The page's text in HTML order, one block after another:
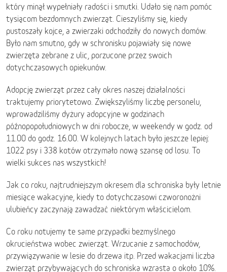
który minął wypełniały radości i smutki. Udało się nam pomóc
tysiącom bezdomnych zwierząt. Cieszyliśmy się, kiedy
pustoszały kojce, a zwierzaki odchodziły do nowych domów.
Było nam smutno, gdy w schronisku pojawiały się nowe
zwierzęta zebrane z ulic, porzucone przez swoich
dotychczasowych opiekunów.
Adopcję zwierząt przez cały okres naszej działalności
traktujemy priorytetowo. Zwiększyliśmy liczbę personelu,
wprowadziliśmy dyżury adopcyjne w godzinach
późnopopołudniowych w dni robocze, w weekendy w godz. od
11.00 do godz. 16.00. W kolejnych latach było jeszcze lepiej:
1022 psy i 338 kotów otrzymało nową szansę od losu. To
wielki sukces nas wszystkich!
Jak co roku, najtrudniejszym okresem dla schroniska były letnie
miesiące wakacyjne, kiedy to dotychczasowi czworonożni
ulubieńcy zaczynają zawadzać niektórym właścicielom.
Co roku notujemy te same przypadki bezmyślnego
okrucieństwa wobec zwierząt. Wrzucanie z samochodów,
przywiązywanie w lesie do drzewa itp. Przed wakacjami liczba
zwierząt przybywających do schroniska wzrasta o około 10%.